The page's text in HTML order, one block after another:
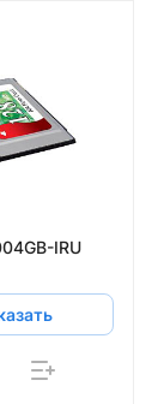
IRU